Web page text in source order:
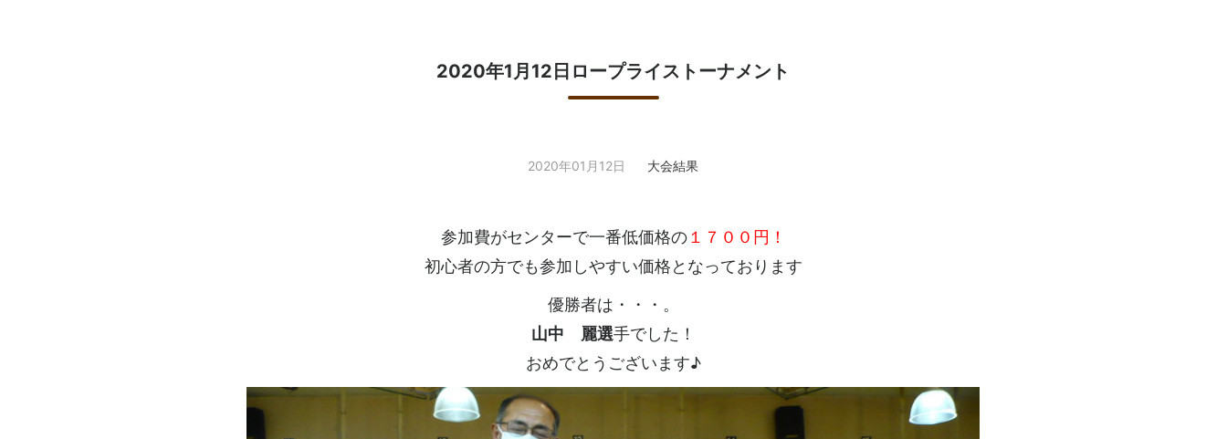
2020年1月12日ロープライストーナメント
2020年01月12日 大会結果
参加費がセンターで一番低価格の１７００円！
初心者の方でも参加しやすい価格となっております
優勝者は・・・。
山中 麗選手でした！
おめでとうございます♪